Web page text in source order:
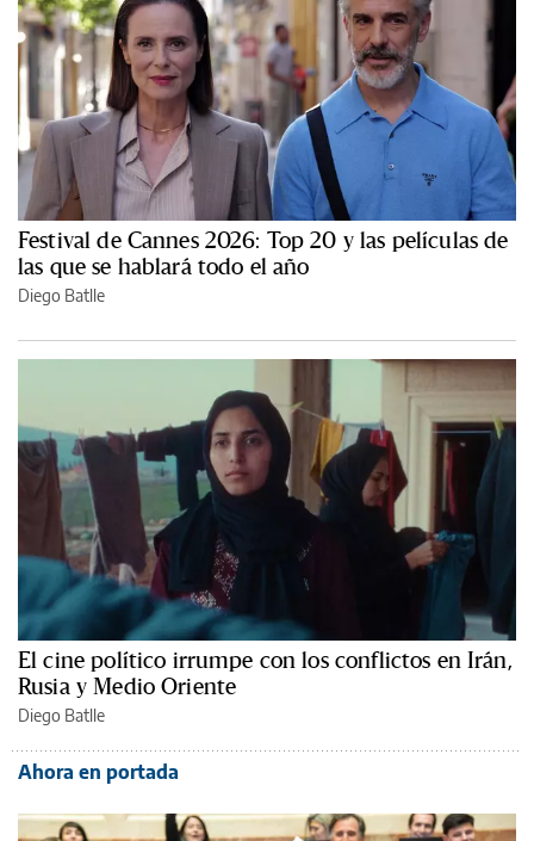
Festival de Cannes 2026: Top 20 y las películas de
las que se hablará todo el año
Diego Batlle
El cine político irrumpe con los conflictos en Irán,
Rusia y Medio Oriente
Diego Batlle
Ahora en portada